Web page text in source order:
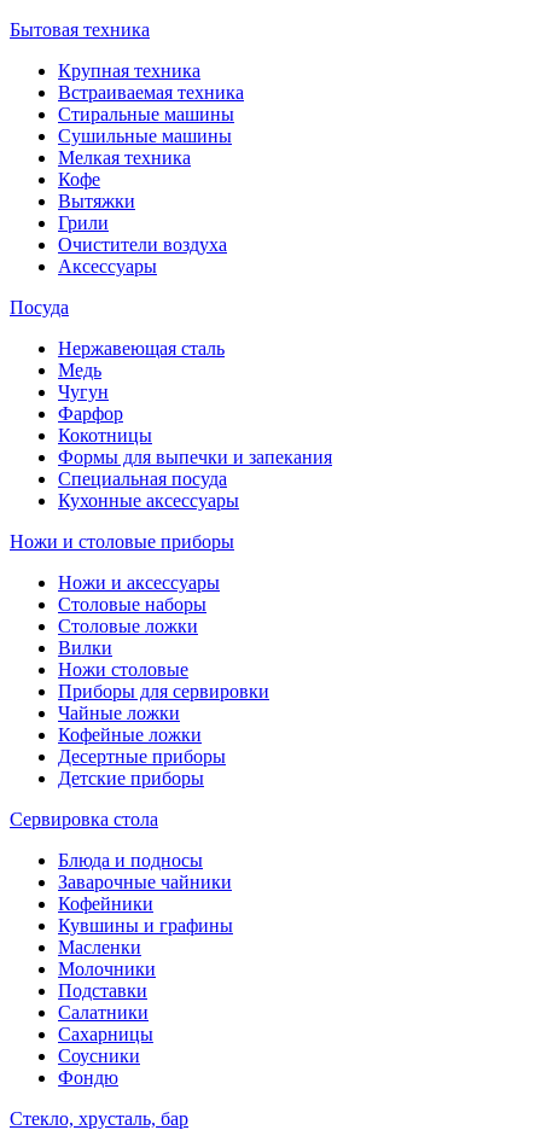
Бытовая техника
Крупная техника
Встраиваемая техника
Стиральные машины
Сушильные машины
Мелкая техника
Кофе
Вытяжки
Грили
Очистители воздуха
Аксессуары
Посуда
Нержавеющая сталь
Медь
Чугун
Фарфор
Кокотницы
Формы для выпечки и запекания
Специальная посуда
Кухонные аксессуары
Ножи и столовые приборы
Ножи и аксессуары
Столовые наборы
Столовые ложки
Вилки
Ножи столовые
Приборы для сервировки
Чайные ложки
Кофейные ложки
Десертные приборы
Детские приборы
Сервировка стола
Блюда и подносы
Заварочные чайники
Кофейники
Кувшины и графины
Масленки
Молочники
Подставки
Салатники
Сахарницы
Соусники
Фондю
Стекло, хрусталь, бар